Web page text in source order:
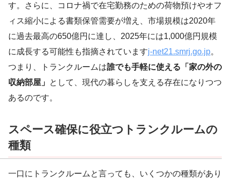
す。さらに、コロナ禍で在宅勤務のための荷物預けやオフ
ィス縮小による書類保管需要が増え、市場規模は2020年
に過去最高の650億円に達し、2025年には1,000億円規模
に成長する可能性も指摘されていますj-net21.smrj.go.jp。
つまり、トランクルームは誰でも手軽に使える「家の外の
収納部屋」 として、現代の暮らしを支える存在になりつつ
あるのです。
スペース確保に役立つトランクルームの
種類
一口にトランクルームと言っても、いくつかの種類があり